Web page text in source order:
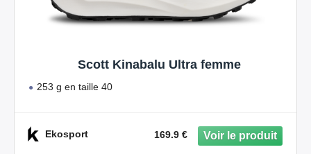
Scott Kinabalu Ultra femme
253 g en taille 40
Ekosport 169.9 €